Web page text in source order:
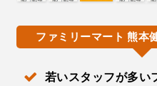
ファミリーマート 熊本
若いスタッフが多い